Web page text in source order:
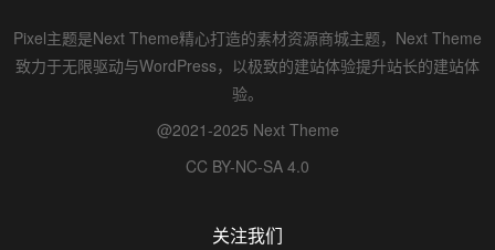
Pixel主题是Next Theme精心打造的素材资源商城主题，Next Theme
致力于无限驱动与WordPress，以极致的建站体验提升站长的建站体
验。
@2021-2025 Next Theme
CC BY-NC-SA 4.0
关注我们